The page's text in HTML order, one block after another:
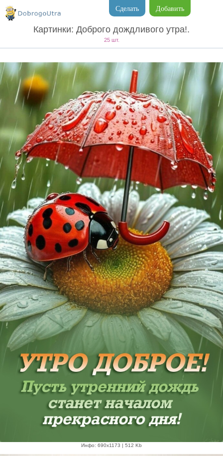
Добавить
Сделать
Картинки: Доброго дождливого утра!.
25 шт.
Инфо: 690х1173 | 512 Kb